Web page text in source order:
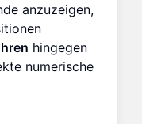
anzuzeigen,
hingegen
numerische